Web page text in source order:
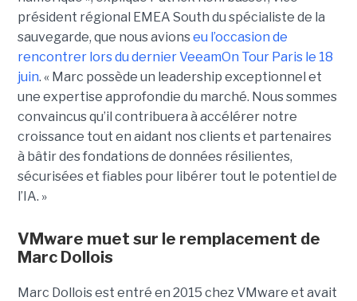
président régional EMEA South du spécialiste de la
sauvegarde, que nous avionseu l’occasion de
rencontrer lors du dernier VeeamOn Tour Paris le 18
juin. « Marc possède un leadership exceptionnel et
une expertise approfondie du marché. Nous sommes
convaincus qu’il contribuera à accélérer notre
croissance tout en aidant nos clients et partenaires
à bâtir des fondations de données résilientes,
sécurisées et fiables pour libérer tout le potentiel de
l’IA. »
VMware muet sur le remplacement de
Marc Dollois
Marc Dollois est entré en 2015 chez VMware et avait